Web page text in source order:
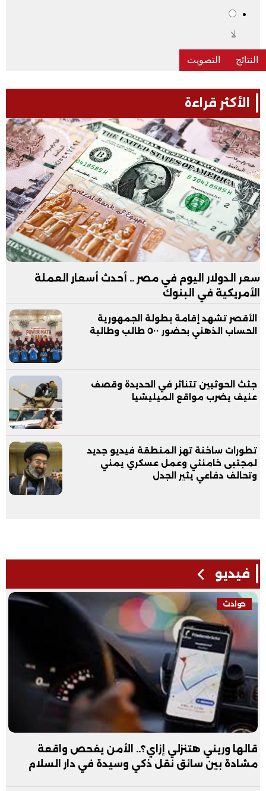
لا
الأكثر قراءة
سعر الدولار اليوم في مصر .. أحدث أسعار العملة
الأمريكية في البنوك
الأقصر تشهد إقامة بطولة الجمهورية
الحساب الذهني بحضور ٥٠٠ طالب وطالبة
جثث الحوثيين تتناثر في الحديدة وقصف
عنيف يضرب مواقع الميليشيا
تطورات ساخنة تهز المنطقة فيديو جديد
لمجتبى خامنئي وعمل عسكري يمني
وتحالف دفاعي يثير الجدل
فيديو
حوادث
قالها وريني هتنزلي إزاي؟.. الأمن يفحص واقعة
مشادة بين سائق نقل ذكي وسيدة في دار السلام